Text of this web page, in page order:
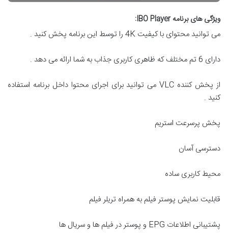
ویژگی های برنامه IBO Player:
می توانید محتوای با کیفیت 4K را توسط این برنامه پخش کنید .
دارای 6 تم مختلف که ظاهری کاربری جذاب به شما ارائه می دهد .
از پخش کننده VLC می توانید برای اجرای محتوا داخل برنامه استفاده
کنید .
پخش پرسرعت استریم
دسترسی آسان
محیط کاربری ساده
قابلیت نمایش پوستر فیلم به همراه تریلر فیلم
پشتیبانی اطلاعات EPG و پوستر در فیلم ها و سریال ها